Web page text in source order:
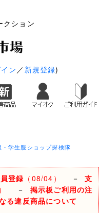
クション
ン ／ 新規登録)
・学生服ショップ探検隊
登録 （08/04） －支
－ 掲示板ご利用の注
る違反商品について